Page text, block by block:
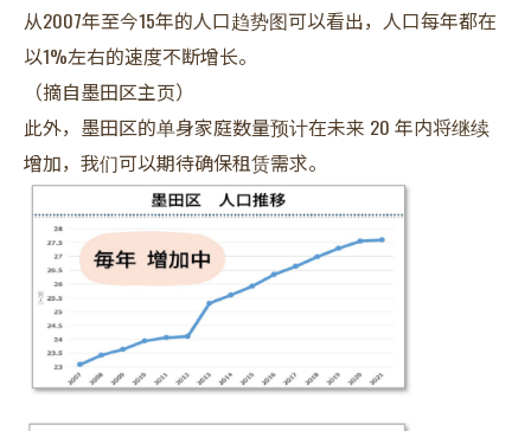
从2007年至今15年的人口趋势图可以看出，人口每年都在
以1%左右的速度不断增长。
（摘自墨田区主页）
此外，墨田区的单身家庭数量预计在未来 20 年内将继续
增加，我们可以期待确保租赁需求。